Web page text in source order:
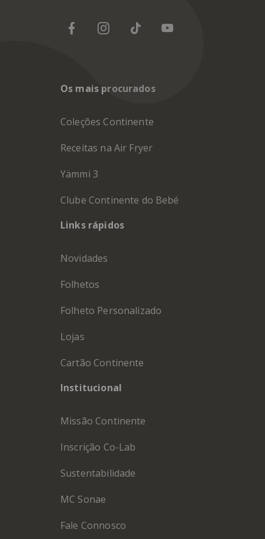
Os mais procurados
Coleções Continente
Receitas na Air Fryer
Yämmi 3
Clube Continente do Bebé
Links rápidos
Novidades
Folhetos
Folheto Personalizado
Lojas
Cartão Continente
Institucional
Missão Continente
Inscrição Co-Lab
Sustentabilidade
MC Sonae
Fale Connosco